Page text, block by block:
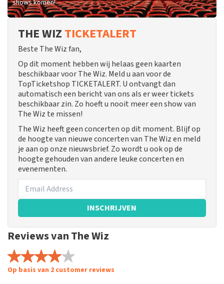
shows komen!
THE WIZ TICKETALERT
Beste The Wiz fan,
Op dit moment hebben wij helaas geen kaarten
beschikbaar voor The Wiz. Meld u aan voor de
TopTicketshop TICKETALERT. U ontvangt dan
automatisch een bericht van ons als er weer tickets
beschikbaar zin. Zo hoeft u nooit meer een show van
The Wiz te missen!
The Wiz heeft geen concerten op dit moment. Blijf op
de hoogte van nieuwe concerten van The Wiz en meld
je aan op onze nieuwsbrief. Zo wordt u ook op de
hoogte gehouden van andere leuke concerten en
evenementen.
INSCHRIJVEN
Reviews van The Wiz
Op basis van 2 customer reviews